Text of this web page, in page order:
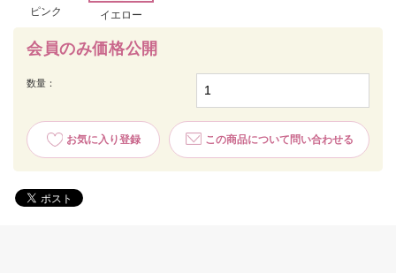
会員のみ価格公開
数量：
お気に入り登録 この商品について問い合わせる
ピンク イエロー